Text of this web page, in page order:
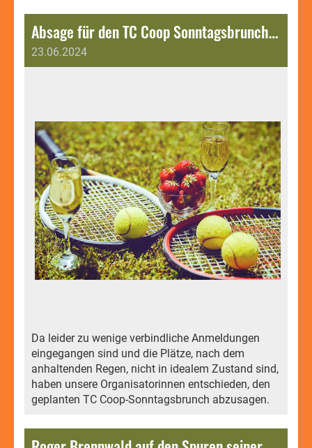
Absage für den TC Coop Sonntagsbrunch am 23. Juni 2024.
23.06.2024
Da leider zu wenige verbindliche Anmeldungen
eingegangen sind und die Plätze, nach dem
anhaltenden Regen, nicht in idealem Zustand sind,
haben unsere Organisatorinnen entschieden, den
geplanten TC Coop-Sonntagsbrunch abzusagen.